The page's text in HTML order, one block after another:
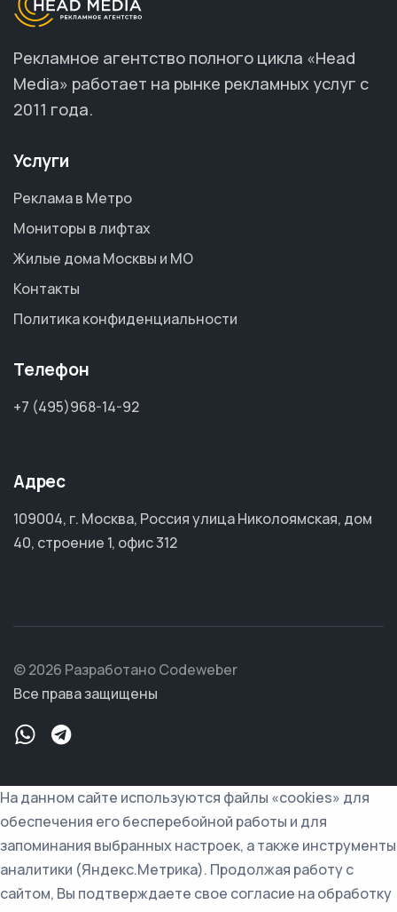
Рекламное агентство полного цикла «Head
Media» работает на рынке рекламных услуг с
2011 года.
Услуги
Реклама в Метро
Мониторы в лифтах
Жилые дома Москвы и МО
Контакты
Политика конфиденциальности
Телефон
+7 (495)968-14-92
Адрес
109004, г. Москва, Россия улица Николоямская, дом
40, строение 1, офис 312
© 2026 Разработано Codeweber
Все права защищены
На данном сайте используются файлы «cookies» для
обеспечения его бесперебойной работы и для
запоминания выбранных настроек, а также инструменты
аналитики (Яндекс.Метрика). Продолжая работу с
сайтом, Вы подтверждаете свое согласие на обработку